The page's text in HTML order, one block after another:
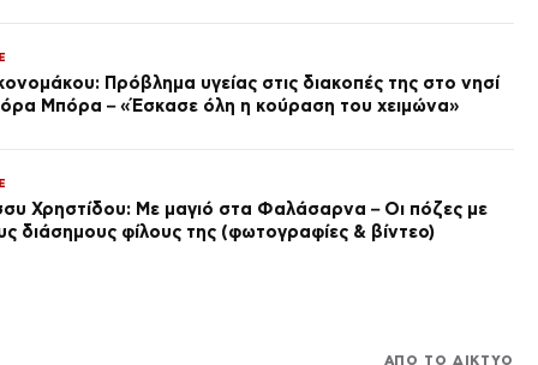
ΕΛΛΑΔΑ
ΠΟΛΙΤΙΚΗ
Πρόβλημα υγείας στις διακοπές της στο νησί
Μπόρα – «Έσκασε όλη η κούραση του χειμώνα»
Χρηστίδου: Με μαγιό στα Φαλάσαρνα – Οι πόζες με
διάσημους φίλους της (φωτογραφίες & βίντεο)
ΑΠΟ ΤΟ ΔΙΚΤΥΟ